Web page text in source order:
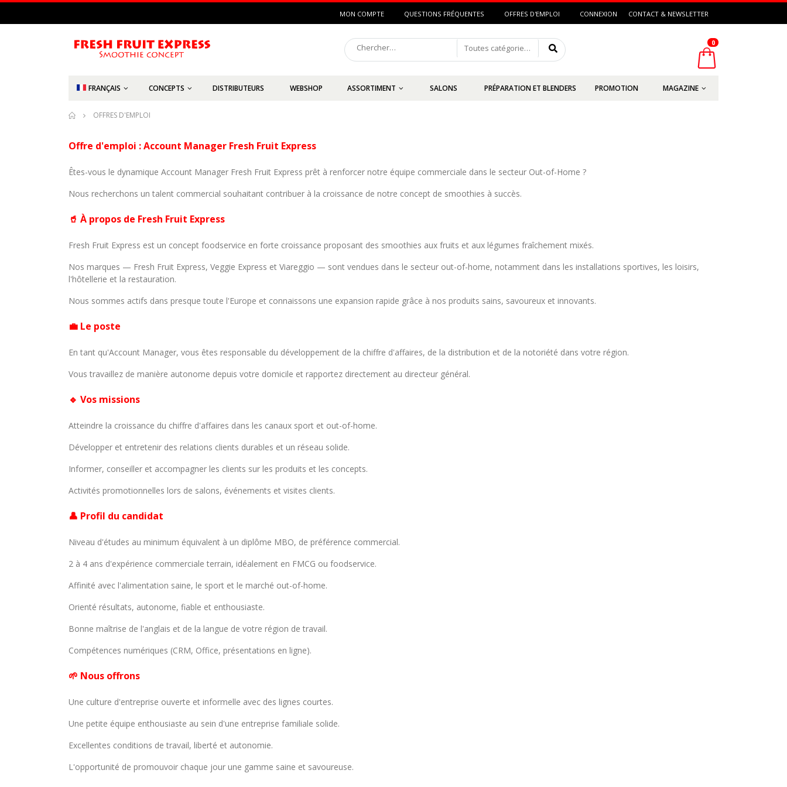
MON COMPTE QUESTIONS FRÉQUENTES OFFRES D'EMPLOI CONNEXION CONTACT & NEWSLETTER
Toutes catégories
0
FRANÇAIS CONCEPTS DISTRIBUTEURS WEBSHOP ASSORTIMENT SALONS PRÉPARATION ET BLENDERS PROMOTION MAGAZINE
OFFRES D'EMPLOI
Offre d'emploi : Account Manager Fresh Fruit Express
Êtes-vous le dynamique Account Manager Fresh Fruit Express prêt à renforcer notre équipe commerciale dans le secteur Out-of-Home ?
Nous recherchons un talent commercial souhaitant contribuer à la croissance de notre concept de smoothies à succès.
🥤 À propos de Fresh Fruit Express
Fresh Fruit Express est un concept foodservice en forte croissance proposant des smoothies aux fruits et aux légumes fraîchement mixés.
Nos marques — Fresh Fruit Express, Veggie Express et Viareggio — sont vendues dans le secteur out-of-home, notamment dans les installations sportives, les loisirs,
l'hôtellerie et la restauration.
Nous sommes actifs dans presque toute l'Europe et connaissons une expansion rapide grâce à nos produits sains, savoureux et innovants.
💼 Le poste
En tant qu'Account Manager, vous êtes responsable du développement de la chiffre d'affaires, de la distribution et de la notoriété dans votre région.
Vous travaillez de manière autonome depuis votre domicile et rapportez directement au directeur général.
🔹 Vos missions
Atteindre la croissance du chiffre d'affaires dans les canaux sport et out-of-home.
Développer et entretenir des relations clients durables et un réseau solide.
Informer, conseiller et accompagner les clients sur les produits et les concepts.
Activités promotionnelles lors de salons, événements et visites clients.
👤 Profil du candidat
Niveau d'études au minimum équivalent à un diplôme MBO, de préférence commercial.
2 à 4 ans d'expérience commerciale terrain, idéalement en FMCG ou foodservice.
Affinité avec l'alimentation saine, le sport et le marché out-of-home.
Orienté résultats, autonome, fiable et enthousiaste.
Bonne maîtrise de l'anglais et de la langue de votre région de travail.
Compétences numériques (CRM, Office, présentations en ligne).
🌱 Nous offrons
Une culture d'entreprise ouverte et informelle avec des lignes courtes.
Une petite équipe enthousiaste au sein d'une entreprise familiale solide.
Excellentes conditions de travail, liberté et autonomie.
L'opportunité de promouvoir chaque jour une gamme saine et savoureuse.